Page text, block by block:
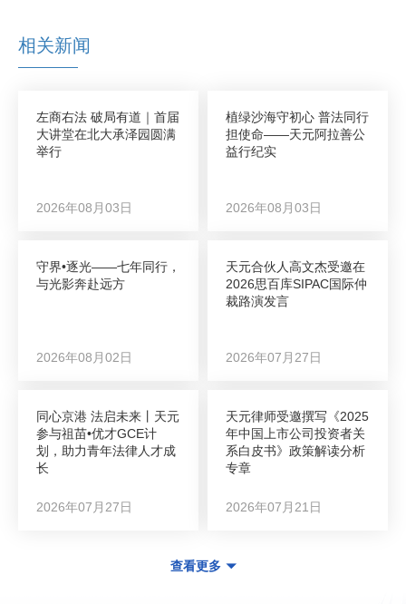
相关新闻
左商右法 破局有道｜首届
大讲堂在北大承泽园圆满
举行
2026年08月03日
植绿沙海守初心 普法同行
担使命——天元阿拉善公
益行纪实
2026年08月03日
守界•逐光——七年同行，
与光影奔赴远方
2026年08月02日
天元合伙人高文杰受邀在
2026思百库SIPAC国际仲
裁路演发言
2026年07月27日
同心京港 法启未来丨天元
参与祖苗•优才GCE计
划，助力青年法律人才成
长
2026年07月27日
天元律师受邀撰写《2025
年中国上市公司投资者关
系白皮书》政策解读分析
专章
2026年07月21日
查看更多